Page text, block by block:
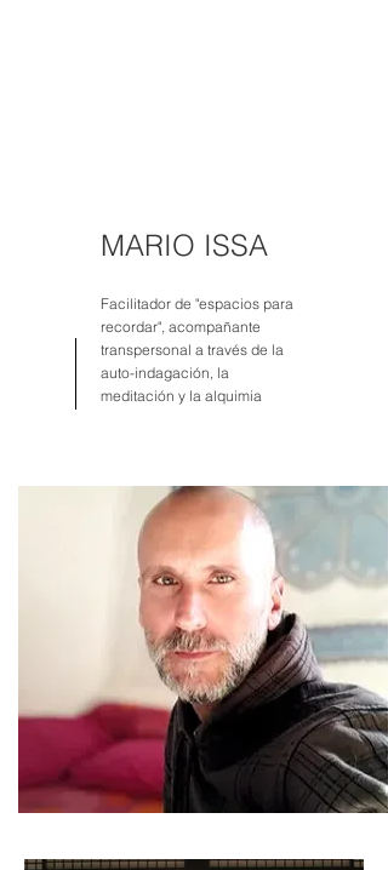
MARIO ISSA
Facilitador de "espacios para
recordar", acompañante
transpersonal a través de la
auto-indagación, la
meditación y la alquimia